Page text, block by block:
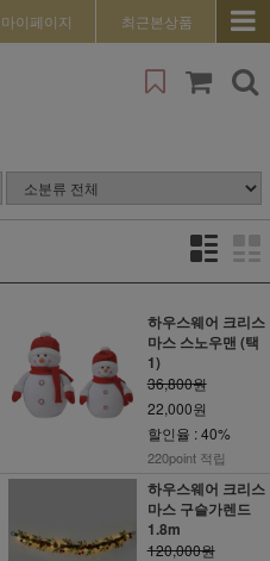
마이페이지 최근본상품
하우스웨어 크리스
마스 스노우맨 (택
1)
36,800원
22,000원
할인율 : 40%
220point 적립
하우스웨어 크리스
마스 구슬가렌드
1.8m
120,000원